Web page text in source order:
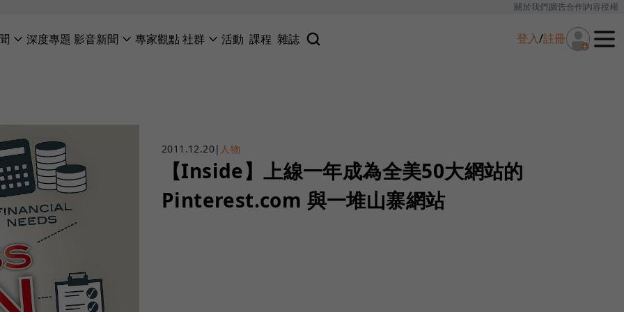
關於我們廣告合作內容授權
深度專題 影音新聞 專家觀點社群 活動 課程 雜誌 登入/註冊
2011.12.20| 人物
【Inside】上線一年成為全美50大網站的
Pinterest.com 與一堆山寨網站